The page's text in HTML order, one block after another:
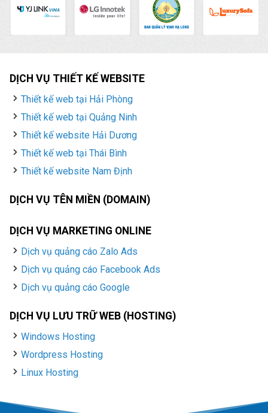
DỊCH VỤ THIẾT KẾ WEBSITE
Thiết kế web tại Hải Phòng
Thiết kế web tại Quảng Ninh
Thiết kế website Hải Dương
Thiết kế web tại Thái Bình
Thiết kế website Nam Định
DỊCH VỤ TÊN MIỀN (DOMAIN)
DỊCH VỤ MARKETING ONLINE
Dịch vụ quảng cáo Zalo Ads
Dịch vụ quảng cáo Facebook Ads
Dịch vụ quảng cáo Google
DỊCH VỤ LƯU TRỮ WEB (HOSTING)
Windows Hosting
Wordpress Hosting
Linux Hosting